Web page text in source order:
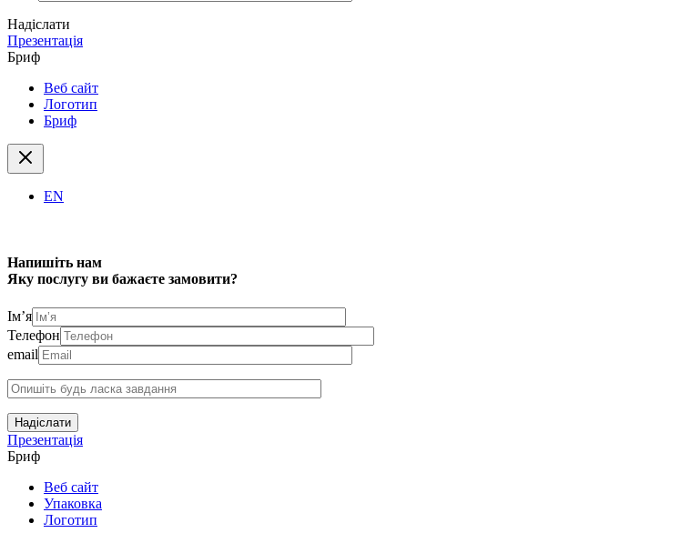
Надіслати
Презентація
Бриф
Веб сайт
Логотип
Бриф
EN
Напишіть нам
Яку послугу ви бажаєте замовити?
Ім’я
Телефон
email
Надіслати
Презентація
Бриф
Веб сайт
Упаковка
Логотип